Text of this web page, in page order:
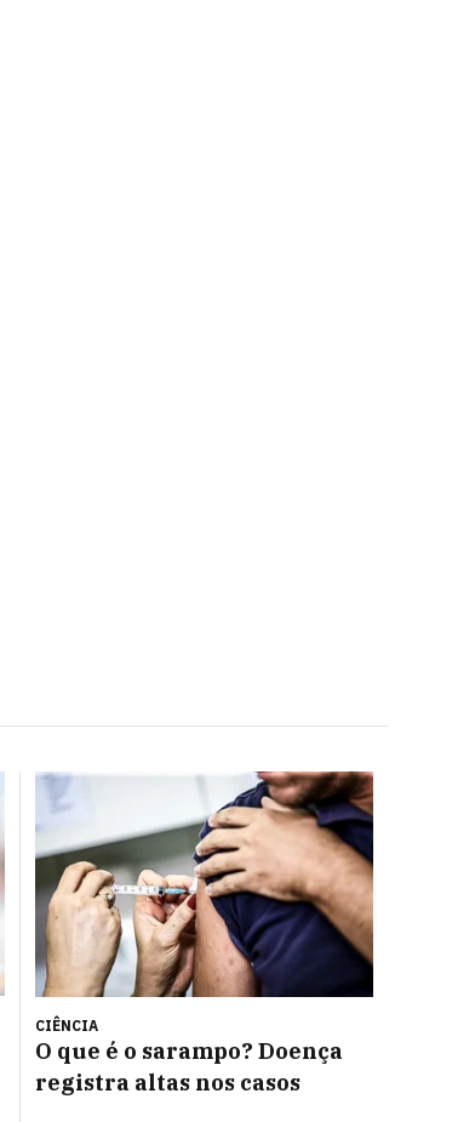
CIÊNCIA
O que é o sarampo? Doença
registra altas nos casos